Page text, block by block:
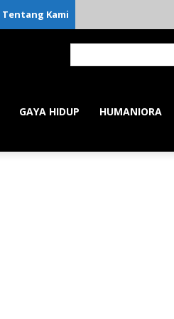
Tentang Kami
GAYA HIDUP HUMANIORA